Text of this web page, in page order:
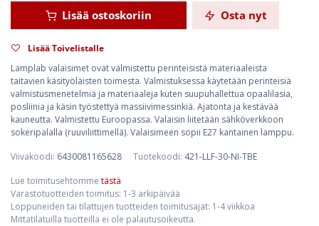
Lisää ostoskoriin Osta nyt
Lisää Toivelistalle
Lamplab valaisimet ovat valmistettu perinteisistä materiaaleista
taitavien käsityöläisten toimesta. Valmistuksessa käytetään perinteisiä
valmistusmenetelmiä ja materiaaleja kuten suupuhallettua opaalilasia,
posliinia ja käsin työstettyä massiivimessinkiä. Ajatonta ja kestävää
kauneutta. Valmistettu Euroopassa. Valaisin liitetään sähköverkkoon
sokeripalalla (ruuviliittimellä). Valaisimeen sopii E27 kantainen lamppu.
Viivakoodi: 6430081165628 Tuotekoodi: 421-LLF-30-NI-TBE
Lue toimitusehtomme tästä
Varastotuotteiden toimitus: 1-3 arkipäivää
Loppuneiden tai tilattujen tuotteiden toimitusajat: 1-4 viikkoa
Mittatilatuilla tuotteilla ei ole palautusoikeutta.